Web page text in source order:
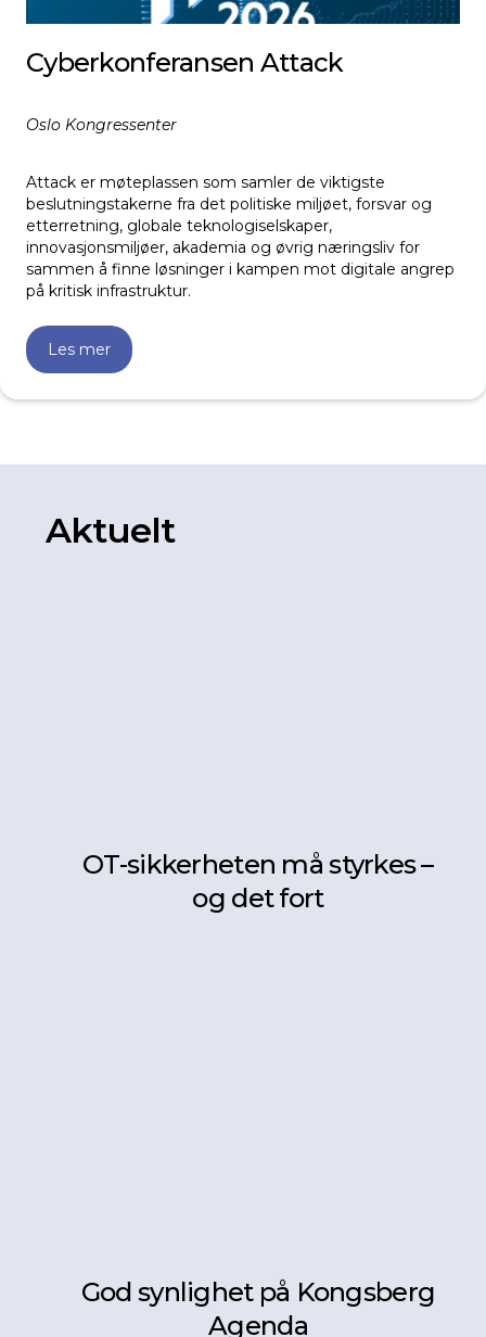
Cyberkonferansen Attack
Oslo Kongressenter
Attack er møteplassen som samler de viktigste
beslutningstakerne fra det politiske miljøet, forsvar og
etterretning, globale teknologiselskaper,
innovasjonsmiljøer, akademia og øvrig næringsliv for
sammen å finne løsninger i kampen mot digitale angrep
på kritisk infrastruktur.
Les mer
Aktuelt
OT-sikkerheten må styrkes –
og det fort
God synlighet på Kongsberg
Agenda